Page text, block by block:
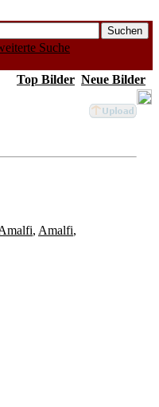
Suche
Top Bilder Neue Bilder
, Amalfi,